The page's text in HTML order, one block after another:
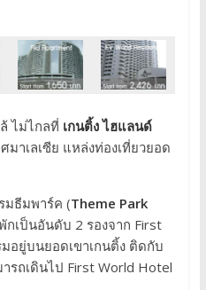
ไม่ไกลที่ เกนติ้ง ไฮแลนด์
มาเลเซีย แหล่งท่องเที่ยวยอด
มธีมพาร์ค (Theme Park
เป็นอันดับ 2 รองจาก First
อยู่บนยอดเขาเกนติ้ง ติดกับ
รถเดินไป First World Hotel